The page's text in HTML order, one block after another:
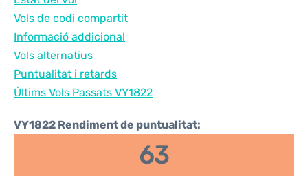
Vols de codi compartit
Informació addicional
Vols alternatius
Puntualitat i retards
Últims Vols Passats VY1822
VY1822 Rendiment de puntualitat:
63